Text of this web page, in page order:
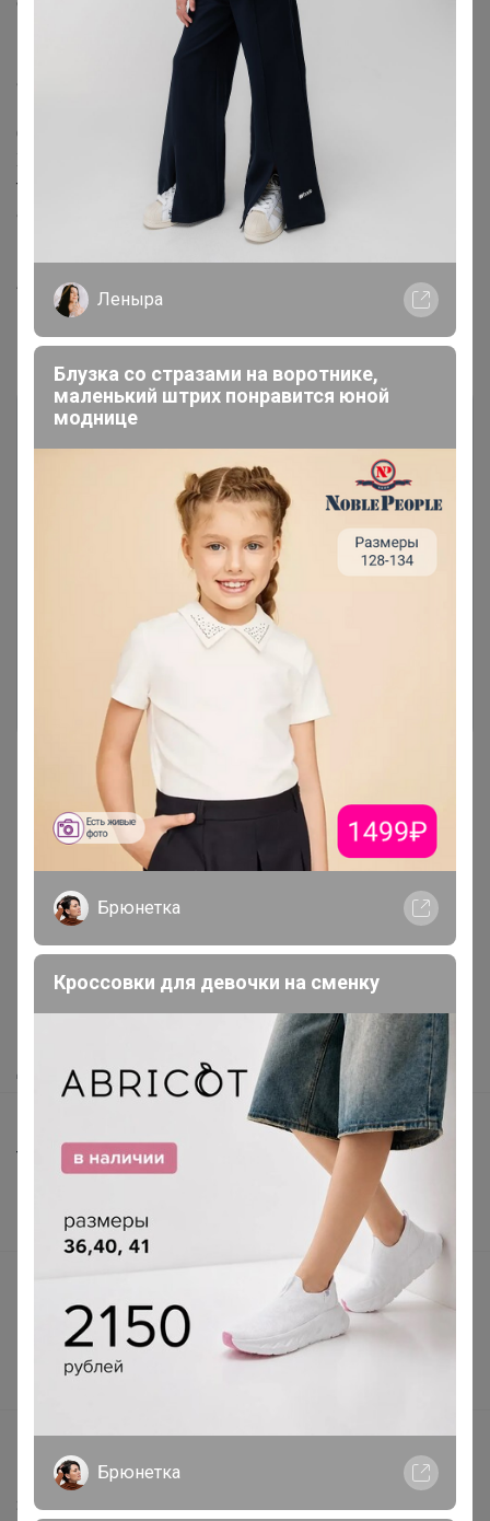
Витамины А, группы В , РР, С, Е и К, минералы: калий,
кальций, кремний, бор, фосфор, магний, железо,
алюминий, марганец, медь, цинк, йод, селен и хром,
ненасыщенные жирные кислоты.
Срок годности: 12 месяцев с даты изготовления.
Хранить при относительной влажности не более 75%,
температура не выше 25 °С.Состав: 100% сушеный
абрикос. Страна происхождение Узбекистан."
Артикул Курага высший сорт ,300гр (пакет- фасовка)
Комментарии
Чтобы написать комментарий необходимо
авторизоваться на сайте!
Это займет меньше минуты
Войти
Как здесь все устроено?
Как сделать заказ?
Доставка
Торговые марки
В наличии
Реклама на сайте
Поставщикам
support@24-ok.ru
Написать в поддержку
Защита покупателя
Леныра
Блузка со стразами на воротнике,
маленький штрих понравится юной
моднице
Брюнетка
Кроссовки для девочки на сменку
Брюнетка